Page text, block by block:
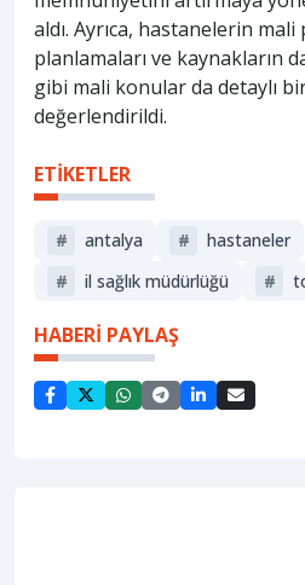
aldı. Ayrıca, hastanelerin
planlamaları ve kaynakların
gibi mali konular da detaylı
değerlendirildi.
ETİKETLER
# antalya #
hastaneler
#
i̇l sağlık müdürlüğü #
HABERİ PAYLAŞ